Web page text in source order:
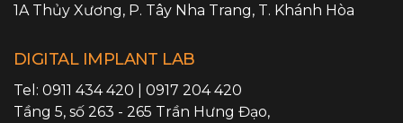
1A Thủy Xương, P. Tây Nha Trang, T. Khánh Hòa
DIGITAL IMPLANT LAB
Tel: 0911 434 420
0917 204 420
Tầng 5, số 263 - 265 Trần Hưng Đạo,